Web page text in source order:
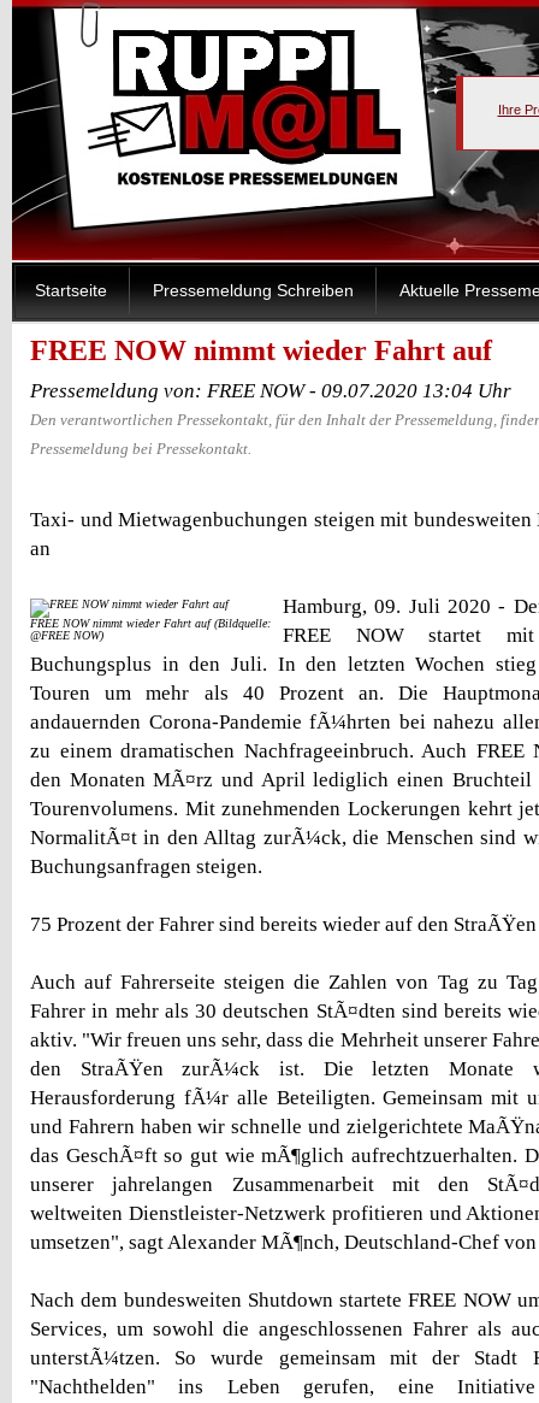
Ihre
Startseite Pressemeldung Schreiben Aktuelle
FREE NOW nimmt wieder Fahrt auf
Pressemeldung von: FREE NOW - 09.07.2020 13:04 Uhr
Den verantwortlichen Pressekontakt, für den Inhalt der Pressemeldung,
Pressemeldung bei Pressekontakt.
Taxi- und Mietwagenbuchungen steigen mit
an
FREE NOW nimmt wieder Fahrt auf (Bildquelle:
@FREE NOW)
Hamburg, 09. Juli 2020 -
FREE NOW startet
Buchungsplus in den Juli. In den letzten Wochen
Touren um mehr als 40 Prozent an. Die
andauernden Corona-Pandemie fÃ¼hrten bei nahezu
zu einem dramatischen Nachfrageeinbruch. Auch FREE
den Monaten MÃ¤rz und April lediglich einen Bruchteil
Tourenvolumens. Mit zunehmenden Lockerungen kehrt
NormalitÃ¤t in den Alltag zurÃ¼ck, die Menschen sind
Buchungsanfragen steigen.
75 Prozent der Fahrer sind bereits wieder auf den
Auch auf Fahrerseite steigen die Zahlen von Tag zu
Fahrer in mehr als 30 deutschen StÃ¤dten sind bereits
aktiv. "Wir freuen uns sehr, dass die Mehrheit unserer
den StraÃŸen zurÃ¼ck ist. Die letzten Monate
Herausforderung fÃ¼r alle Beteiligten. Gemeinsam mit
und Fahrern haben wir schnelle und zielgerichtete
das GeschÃ¤ft so gut wie mÃ¶glich aufrechtzuerhalten.
unserer jahrelangen Zusammenarbeit mit den
weltweiten Dienstleister-Netzwerk profitieren und
umsetzen", sagt Alexander MÃ¶nch, Deutschland-Chef von
Nach dem bundesweiten Shutdown startete FREE NOW
Services, um sowohl die angeschlossenen Fahrer als
unterstÃ¼tzen. So wurde gemeinsam mit der Stadt
"Nachthelden" ins Leben gerufen, eine